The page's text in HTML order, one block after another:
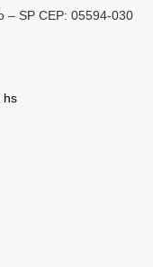
– SP CEP: 05594-030
hs